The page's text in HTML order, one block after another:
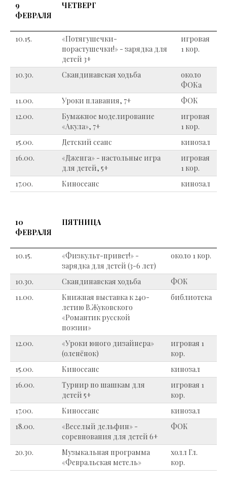
9
ФЕВРАЛЯ
ЧЕТВЕРГ
10.15.
«Потягушечки-
порастушечки!» - зарядка для
детей 3+
игровая
1 кор.
10.30. Скандинавская ходьба
около
ФОКа
11.00.
Уроки плавания, 7+
ФОК
12.00.
Бумажное моделирование
«Акула», 7+
игровая
1 кор.
15.00.
Детский сеанс
кинозал
16.00.
«Дженга» - настольные игра
для детей, 5+
игровая
1 кор.
17.00.
Киносеанс кинозал
10
ФЕВРАЛЯ
ПЯТНИЦА
10.15.
«Физкульт-привет!» -
зарядка для детей (3-6 лет)
около 1 кор.
10.30. Скандинавская ходьба
ФОК
11.00.
Книжная выставка к 240-
летию В.Жуковского
«Романтик русской
поэзии»
библиотека
12.00.
«Уроки юного дизайнера»
(оленёнок)
игровая 1
кор.
15.00.
Киносеанс
кинозал
16.00.
Турнир по шашкам для
детей 5+
игровая 1
кор.
17.00.
Киносеанс
кинозал
18.00.
«Веселый дельфин» -
соревнования для детей 6+
ФОК
20.30.
Музыкальная программа
«Февральская метель»
холл Гл.
кор.